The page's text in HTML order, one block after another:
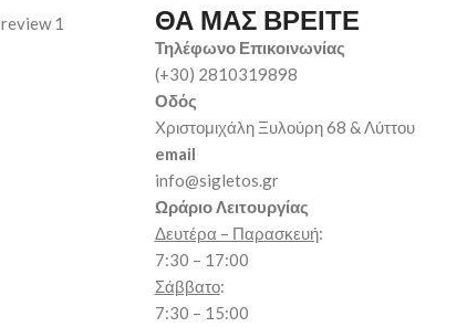
ΘΑ ΜΑΣ ΒΡΕΙΤΕ
Τηλέφωνο Επικοινωνίας
(+30) 2810319898
Οδός
Χριστομιχάλη Ξυλούρη 68 & Λύττου
email
info@sigletos.gr
Ωράριο Λειτουργίας
Δευτέρα – Παρασκευή:
7:30 – 17:00
Σάββατο:
7:30 – 15:00